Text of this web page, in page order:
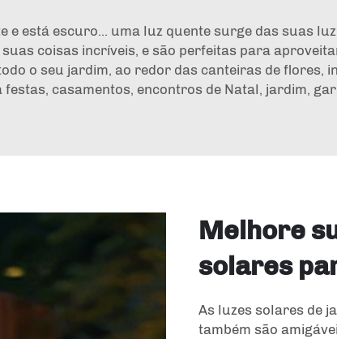
e está escuro... uma luz quente surge das suas
suas coisas incríveis, e são perfeitas para
o seu jardim, ao redor das canteiras de flores,
casamentos, encontros de Natal, jardim,
Melhore
solares
As luzes solares de
também são